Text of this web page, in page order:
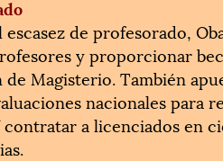
escasez de profesorado,
y proporcionar
Magisterio. También
nacionales para
a licenciados en